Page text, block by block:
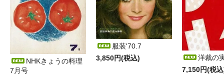
NHKきょうの料理
7月号
服装'70.7
3,850円(税込)
洋裁の
7,150円(税